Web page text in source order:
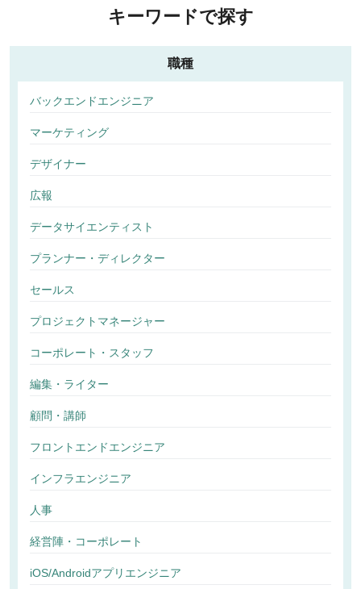
キーワードで探す
職種
バックエンドエンジニア
マーケティング
デザイナー
広報
データサイエンティスト
プランナー・ディレクター
セールス
プロジェクトマネージャー
コーポレート・スタッフ
編集・ライター
顧問・講師
フロントエンドエンジニア
インフラエンジニア
人事
経営陣・コーポレート
iOS/Androidアプリエンジニア